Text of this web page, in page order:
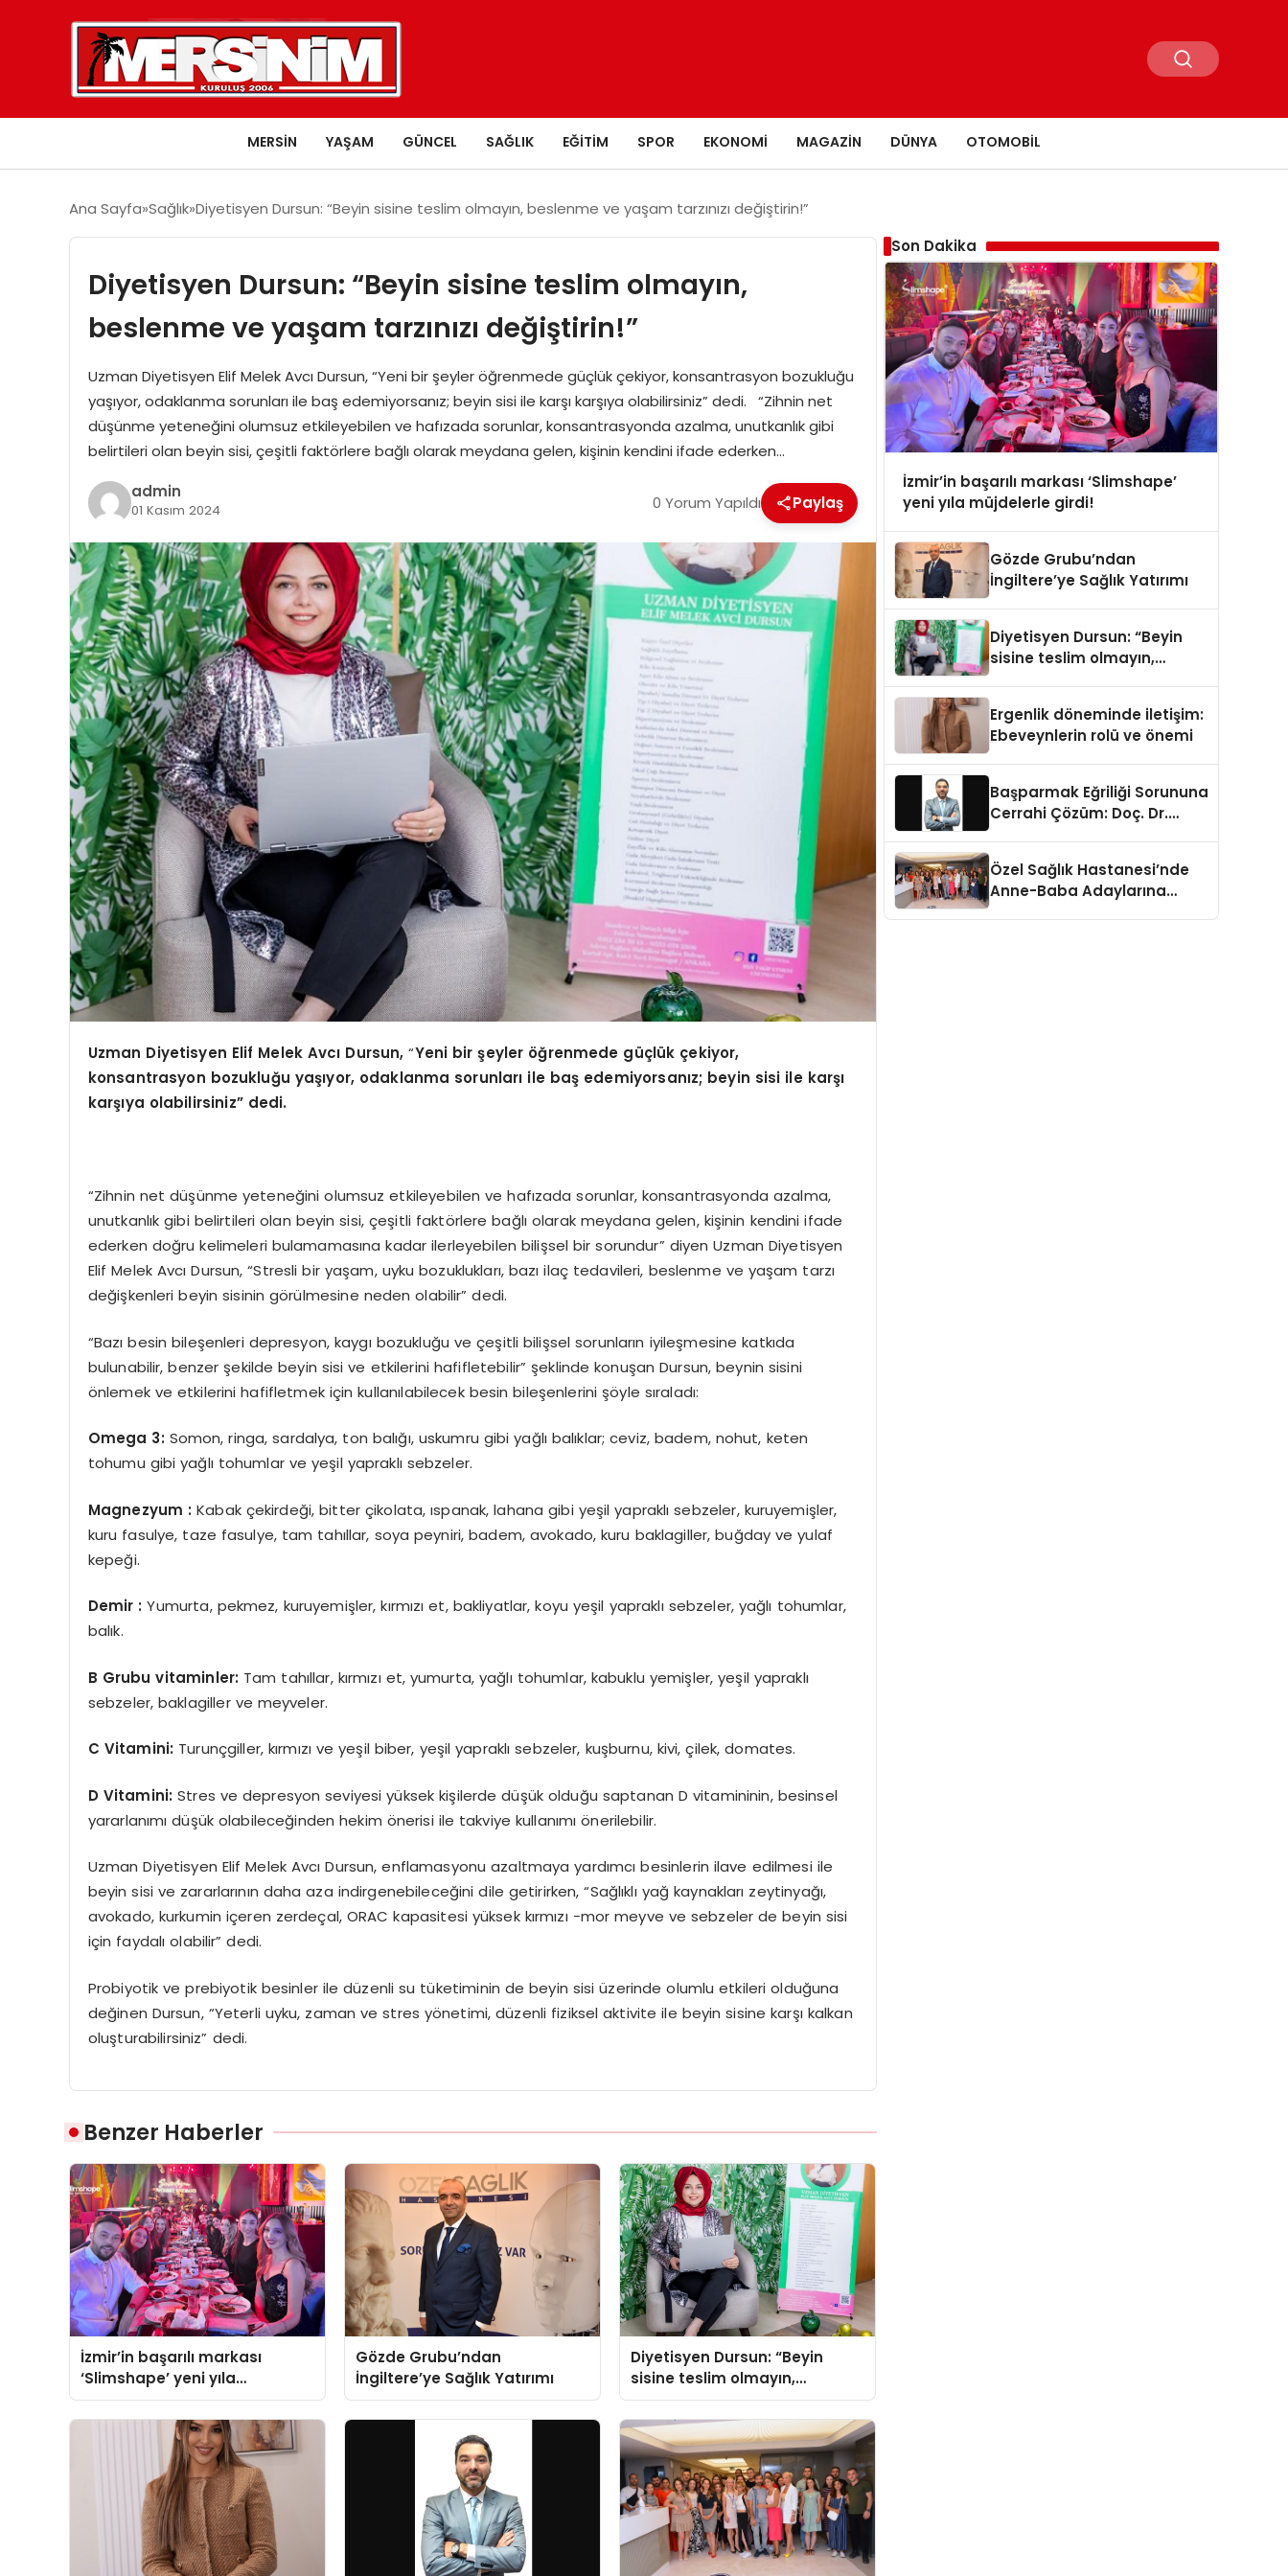
MERSIN YAŞAM GÜNCEL SAĞLIK EĞITIM SPOR EKONOMI MAGAZIN DÜNYA OTOMOBIL
Ana Sayfa Sağlık Diyetisyen Dursun: “Beyin sisine teslim olmayın, beslenme ve yaşam tarzınızı değiştirin!”
Diyetisyen Dursun: “Beyin sisine teslim olmayın,
beslenme ve yaşam tarzınızı değiştirin!”
Uzman Diyetisyen Elif Melek Avcı Dursun, “Yeni bir şeyler öğrenmede güçlük çekiyor, konsantrasyon bozukluğu
yaşıyor, odaklanma sorunları ile baş edemiyorsanız; beyin sisi ile karşı karşıya olabilirsiniz” dedi. “Zihnin net
düşünme yeteneğini olumsuz etkileyebilen ve hafızada sorunlar, konsantrasyonda azalma, unutkanlık gibi
belirtileri olan beyin sisi, çeşitli faktörlere bağlı olarak meydana gelen, kişinin kendini ifade ederken…
admin
01 Kasım 2024 0 Yorum Yapıldı Paylaş
Uzman Diyetisyen Elif Melek Avcı Dursun,“Yeni bir şeyler öğrenmede güçlük çekiyor,
konsantrasyon bozukluğu yaşıyor, odaklanma sorunları ile baş edemiyorsanız; beyin sisi ile karşı
karşıya olabilirsiniz” dedi.
“Zihnin net düşünme yeteneğini olumsuz etkileyebilen ve hafızada sorunlar, konsantrasyonda azalma,
unutkanlık gibi belirtileri olan beyin sisi, çeşitli faktörlere bağlı olarak meydana gelen, kişinin kendini ifade
ederken doğru kelimeleri bulamamasına kadar ilerleyebilen bilişsel bir sorundur” diyen Uzman Diyetisyen
Elif Melek Avcı Dursun, “Stresli bir yaşam, uyku bozuklukları, bazı ilaç tedavileri, beslenme ve yaşam tarzı
değişkenleri beyin sisinin görülmesine neden olabilir” dedi.
“Bazı besin bileşenleri depresyon, kaygı bozukluğu ve çeşitli bilişsel sorunların iyileşmesine katkıda
bulunabilir, benzer şekilde beyin sisi ve etkilerini hafifletebilir” şeklinde konuşan Dursun, beynin sisini
önlemek ve etkilerini hafifletmek için kullanılabilecek besin bileşenlerini şöyle sıraladı:
Omega 3: Somon, ringa, sardalya, ton balığı, uskumru gibi yağlı balıklar; ceviz, badem, nohut, keten
tohumu gibi yağlı tohumlar ve yeşil yapraklı sebzeler.
Magnezyum :Kabak çekirdeği, bitter çikolata, ıspanak, lahana gibi yeşil yapraklı sebzeler, kuruyemişler,
kuru fasulye, taze fasulye, tam tahıllar, soya peyniri, badem, avokado, kuru baklagiller, buğday ve yulaf
kepeği.
Demir :Yumurta, pekmez, kuruyemişler, kırmızı et, bakliyatlar, koyu yeşil yapraklı sebzeler, yağlı tohumlar,
balık.
B Grubu vitaminler: Tam tahıllar, kırmızı et, yumurta, yağlı tohumlar, kabuklu yemişler, yeşil yapraklı
sebzeler, baklagiller ve meyveler.
C Vitamini: Turunçgiller, kırmızı ve yeşil biber, yeşil yapraklı sebzeler, kuşburnu, kivi, çilek, domates.
D Vitamini:Stres ve depresyon seviyesi yüksek kişilerde düşük olduğu saptanan D vitamininin, besinsel
yararlanımı düşük olabileceğinden hekim önerisi ile takviye kullanımı önerilebilir.
Uzman Diyetisyen Elif Melek Avcı Dursun, enflamasyonu azaltmaya yardımcı besinlerin ilave edilmesi ile
beyin sisi ve zararlarının daha aza indirgenebileceğini dile getirirken, “Sağlıklı yağ kaynakları zeytinyağı,
avokado, kurkumin içeren zerdeçal, ORAC kapasitesi yüksek kırmızı -mor meyve ve sebzeler de beyin sisi
için faydalı olabilir” dedi.
Probiyotik ve prebiyotik besinler ile düzenli su tüketiminin de beyin sisi üzerinde olumlu etkileri olduğuna
değinen Dursun, “Yeterli uyku, zaman ve stres yönetimi, düzenli fiziksel aktivite ile beyin sisine karşı kalkan
oluşturabilirsiniz” dedi.
Benzer Haberler
İzmir’in başarılı markası
‘Slimshape’ yeni yıla
müjdelerle girdi!
Gözde Grubu’ndan
İngiltere’ye Sağlık Yatırımı
Diyetisyen Dursun: “Beyin
sisine teslim olmayın,
beslenme ve yaşam tarzınızı
değiştirin!”
Son Dakika
İzmir’in başarılı markası ‘Slimshape’
yeni yıla müjdelerle girdi!
Gözde Grubu’ndan
İngiltere’ye Sağlık Yatırımı
Diyetisyen Dursun: “Beyin
sisine teslim olmayın,
Ergenlik döneminde iletişim:
Ebeveynlerin rolü ve önemi
Başparmak Eğriliği Sorununa
Cerrahi Çözüm: Doç. Dr.
Özel Sağlık Hastanesi’nde
Anne-Baba Adaylarına